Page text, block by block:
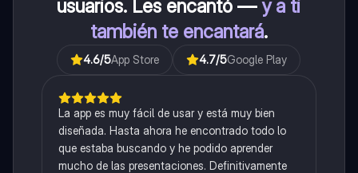
usuarios. Les encantó —y a ti
también te encantará.
4.6/5App Store 4.7/5Google Play
La app es muy fácil de usar y está muy bien
diseñada. Hasta ahora he encontrado todo lo
que estaba buscando y he podido aprender
mucho de las presentaciones. Definitivamente